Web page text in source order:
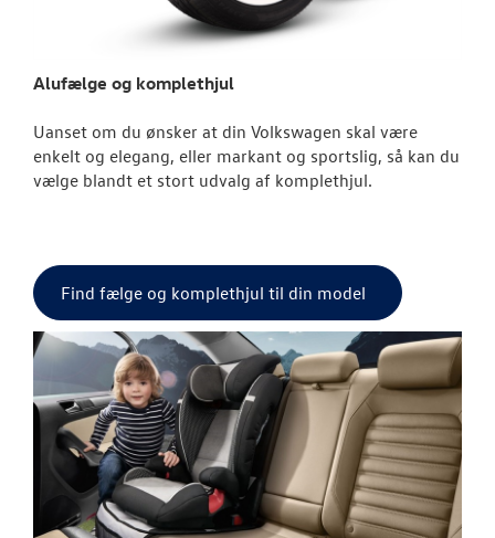
RESERVEDELE
OM OS
JOB OG
Alufælge og komplethjul
Uanset om du ønsker at din Volkswagen skal være
enkelt og elegang, eller markant og sportslig, så kan du
vælge blandt et stort udvalg af komplethjul.
Find fælge og komplethjul til din model